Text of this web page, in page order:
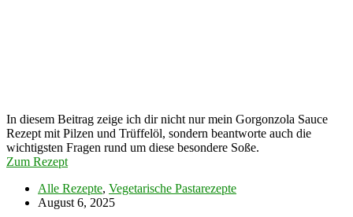
In diesem Beitrag zeige ich dir nicht nur mein Gorgonzola Sauce
Rezept mit Pilzen und Trüffelöl, sondern beantworte auch die
wichtigsten Fragen rund um diese besondere Soße.
Zum Rezept
Alle Rezepte, Vegetarische Pastarezepte
August 6, 2025